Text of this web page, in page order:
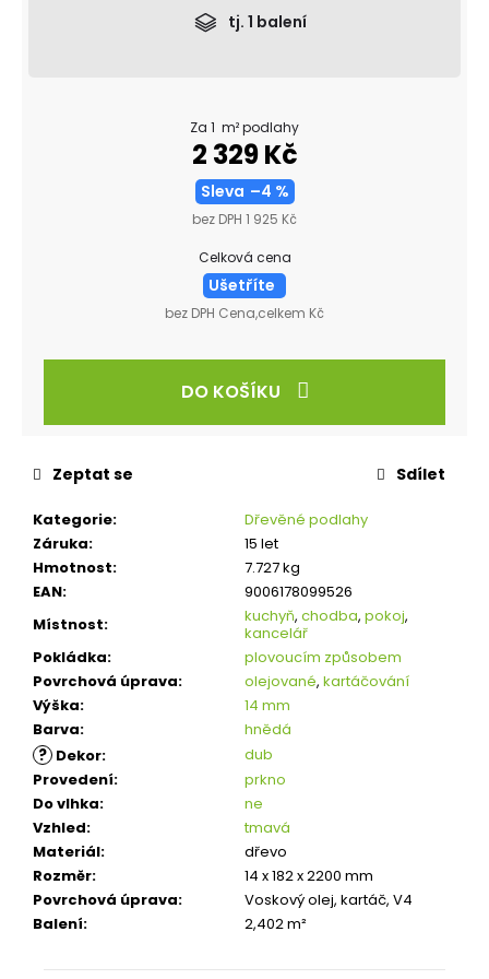
tj. 1 balení
Za 1 m² podlahy
2 329 Kč
Sleva –4 %
bez DPH 1 925 Kč
Celková cena
Ušetříte
bez DPH Cena,celkem Kč
DO KOŠÍKU
Kategorie:
Dřevěné podlahy
Záruka:
15 let
Hmotnost:
7.727 kg
EAN:
9006178099526
Místnost: kuchyň, chodba, pokoj,
kancelář
Pokládka:
plovoucím způsobem
Povrchová úprava: olejované, kartáčování
Výška:
14 mm
Barva: hnědá
? Dekor:
dub
Provedení:
prkno
Do vlhka:
ne
Vzhled:
tmavá
Materiál:
dřevo
Rozměr:
14 x 182 x 2200 mm
Povrchová úprava:
Voskový olej, kartáč, V4
Balení: 2,402 m²
Zeptat se Sdílet